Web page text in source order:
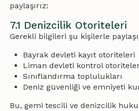
paylaşırız:
7.1 Denizcilik Otoriteleri
Gerekli bilgileri şu kişilerle
Bayrak devleti kayıt otoriteleri
Liman devleti kontrol
Sınıflandırma toplulukları
Deniz güvenliği ve emniyeti
Bu, gemi tescili ve denizcilik